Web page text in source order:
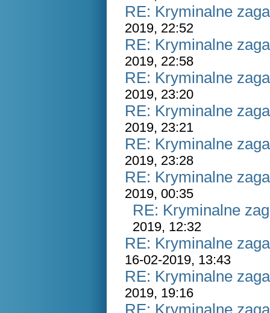
RE: Kryminalne
2019, 22:52
RE: Kryminalne
2019, 22:58
RE: Kryminalne
2019, 23:20
RE: Kryminalne
2019, 23:21
RE: Kryminalne
2019, 23:28
RE: Kryminalne
2019, 00:35
RE: Kryminalne
2019, 12:32
RE: Kryminalne
16-02-2019, 13:43
RE: Kryminalne
2019, 19:16
RE: Kryminalne